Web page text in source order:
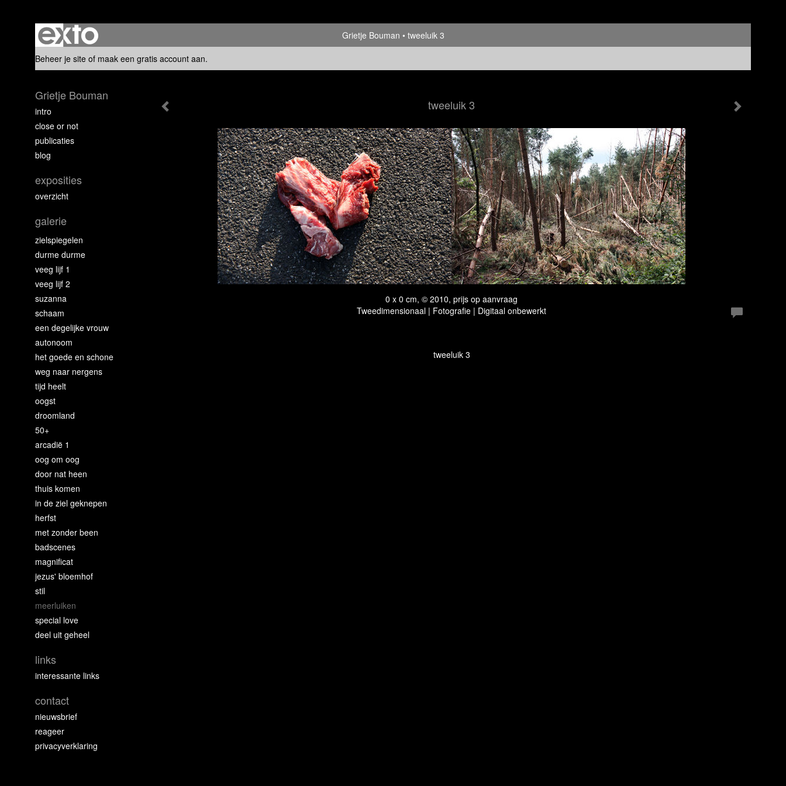
Grietje Bouman
tweeluik 3
Beheer je site of maak een gratis account aan.
tweeluik 3
0 x 0 cm, © 2010, prijs op aanvraag
Tweedimensionaal | Fotografie | Digitaal onbewerkt
tweeluik 3
Grietje Bouman
intro
close or not
publicaties
blog
exposities
overzicht
galerie
zielspiegelen
durme durme
veeg lijf 1
veeg lijf 2
suzanna
schaam
een degelijke vrouw
autonoom
het goede en schone
weg naar nergens
tijd heelt
oogst
droomland
50+
arcadië 1
oog om oog
door nat heen
thuis komen
in de ziel geknepen
herfst
met zonder been
badscenes
magnificat
jezus' bloemhof
stil
meerluiken
special love
deel uit geheel
links
interessante links
contact
nieuwsbrief
reageer
privacyverklaring